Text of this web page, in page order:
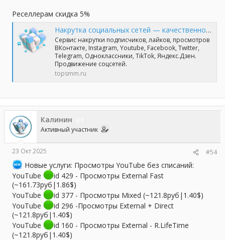
Реселлерам скидка 5%
Накрутка социальных сетей — качественно и профессионально | TopSmm
Сервис накрутки подписчиков, лайков, просмотров
ВКонтакте, Instagram, Youtube, Facebook, Twitter,
Telegram, Одноклассники, TikTok, Яндекс.Дзен.
Продвижение соцсетей.
topsmm.ru
Калинин
Активный участник
23 Окт 2025 #54
Новые услуги: Просмотры YouTube без списаний:
YouTube
id 429 - Просмотры External Fast
(~161.73руб|1.86$)
YouTube
id 377 - Просмотры Mixed (~121.8руб|1.40$)
YouTube
id 296 -Просмотры External + Direct
(~121.8руб|1.40$)
YouTube
id 160 - Просмотры External - R.LifeTime
(~121.8руб|1.40$)